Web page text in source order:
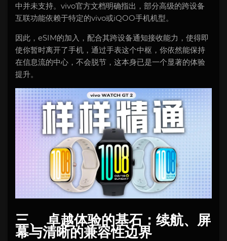
中并未支持。vivo官方文档明确指出，部分高级的跨设备
互联功能依赖于特定的vivo或iQOO手机机型。
因此，eSIM的加入，配合其跨设备通知接收能力，使得即
使你暂时离开了手机，通过手表这个中枢，你依然能保持
在信息流的中心，不会脱节，这本身已是一个显著的体验
提升。
三、 卓越体验的基石：续航、屏
幕与清晰的兼容性边界